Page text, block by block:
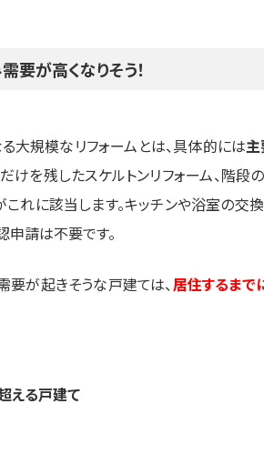
要が高くなりそう！
規模なリフォームとは、具体的には
だけを残したスケルトンリフォーム、階
れに該当します。キッチンや浴室の交
請は不要です。
要が起きそうな戸建ては、居住するまで
える戸建て